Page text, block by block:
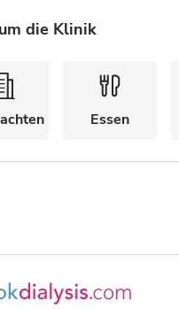
die Klinik
Essen